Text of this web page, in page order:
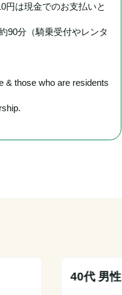
円は現金でのお支払いと
90分（騎乗受付やレンタ
& those who are residents
40代 男性